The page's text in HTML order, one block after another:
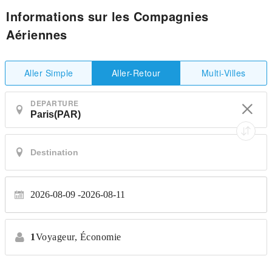
Informations sur les Compagnies
Aériennes
Aller Simple Aller-Retour Multi-Villes
DEPARTURE
2026-08-09 2026-08-11
1Voyageur, Économie